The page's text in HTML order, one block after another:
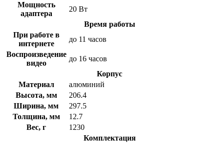
Мощность
адаптера
20 Вт
Время работы
При работе в
интернете
до 11 часов
Воспроизведение
видео
до 16 часов
Корпус
Материал
алюминий
Высота, мм
206.4
Ширина, мм
297.5
Толщина, мм
12.7
Вес, г
1230
Комплектация